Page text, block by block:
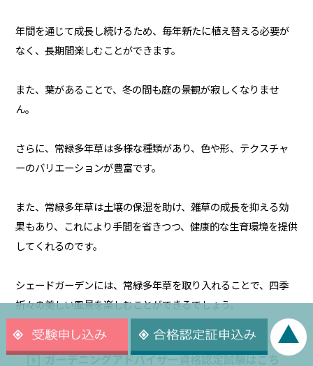
年間を通じて成長し続けるため、毎年新たに植え替える必要が
なく、長期間楽しむことができます。
また、葉があることで、冬の間も庭の景観が寂しくなりませ
ん。
さらに、常緑多年草は多様な種類があり、色や形、テクスチャ
ーのバリエーションが豊富です。
また、常緑多年草は土壌の保湿を助け、雑草の成長を抑える効
果もあり、これにより手間を省きつつ、健康的な生育環境を提供
してくれるのです。
シェードガーデンには、常緑多年草を取り入れることで、四季
折々の美しい風景を楽しむことができるでしょう。
ガーデニングアドバイザー資格認定試験はこち